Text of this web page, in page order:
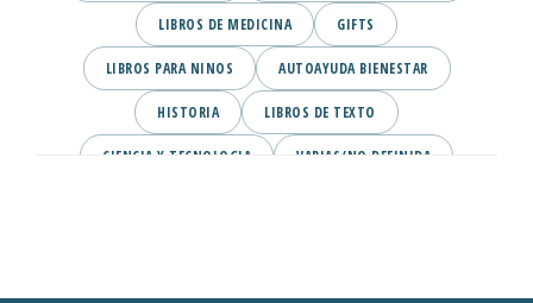
LIBROS DE MEDICINA GIFTS
LIBROS PARA NINOS AUTOAYUDA BIENESTAR
HISTORIA LIBROS DE TEXTO
CIENCIA Y TECNOLOGIA VARIAS/NO DEFINIDA